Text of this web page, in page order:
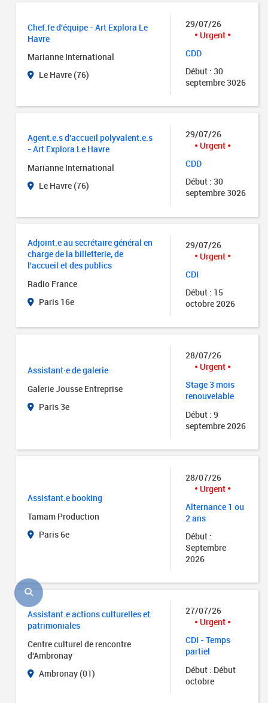
Chef.fe d'équipe - Art Explora Le
Havre
Marianne International
Le Havre (76)
29/07/26
Urgent
CDD
Début : 30
septembre 3026
Agent.e.s d'accueil polyvalent.e.s
- Art Explora Le Havre
Marianne International
Le Havre (76)
29/07/26
Urgent
CDD
Début : 30
septembre 3026
Adjoint.e au secrétaire général en
charge de la billetterie, de
l'accueil et des publics
Radio France
Paris 16e
29/07/26
Urgent
CDI
Début : 15
octobre 2026
Assistant·e de galerie
Galerie Jousse Entreprise
Paris 3e
28/07/26
Urgent
Stage 3 mois
renouvelable
Début : 9
septembre 2026
Assistant.e booking
Tamam Production
Paris 6e
28/07/26
Urgent
Alternance 1 ou
2 ans
Début :
Septembre
2026
Assistant.e actions culturelles et
patrimoniales
Centre culturel de rencontre
d'Ambronay
Ambronay (01)
27/07/26
Urgent
CDI - Temps
partiel
Début : Début
octobre